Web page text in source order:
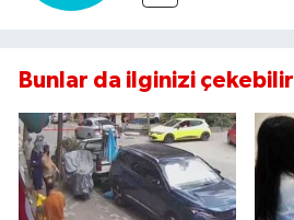
Bunlar da ilginizi çekebilir